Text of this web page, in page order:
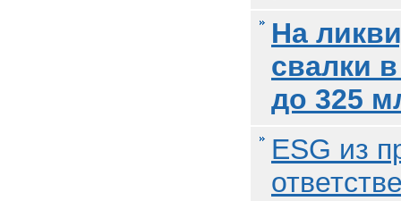
На
свалки
до 325
ESG из